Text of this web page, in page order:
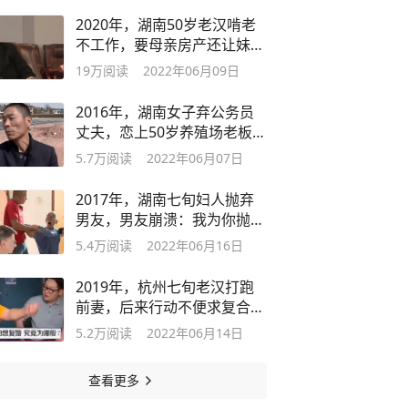
2020年，湖南50岁老汉啃老
不工作，要母亲房产还让妹妹
离婚赡养他
19万阅读 2022年06月09日
2016年，湖南女子弃公务员
丈夫，恋上50岁养殖场老板，
父母大崩溃
5.7万阅读 2022年06月07日
2017年，湖南七旬妇人抛弃
男友，男友崩溃：我为你抛妻
弃子20年
5.4万阅读 2022年06月16日
2019年，杭州七旬老汉打跑
前妻，后来行动不便求复合，
儿子：没门
5.2万阅读 2022年06月14日
查看更多